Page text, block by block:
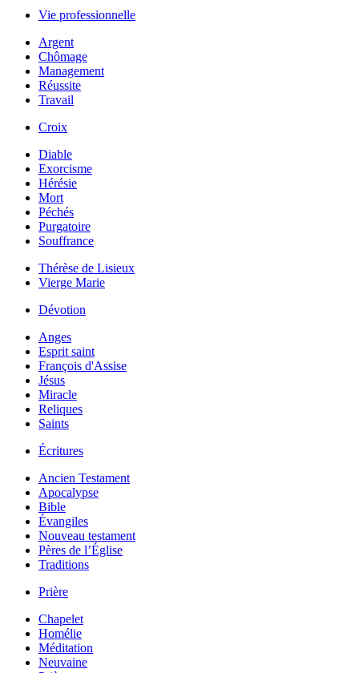
Vie professionnelle
Argent
Chômage
Management
Réussite
Travail
Croix
Diable
Exorcisme
Hérésie
Mort
Péchés
Purgatoire
Souffrance
Thérèse de Lisieux
Vierge Marie
Dévotion
Anges
Esprit saint
François d'Assise
Jésus
Miracle
Reliques
Saints
Écritures
Ancien Testament
Apocalypse
Bible
Évangiles
Nouveau testament
Pères de l’Église
Traditions
Prière
Chapelet
Homélie
Méditation
Neuvaine